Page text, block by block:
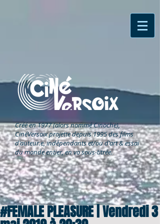
Créé en 1977 (alors nommé Cinoche),
CinéVersoixprojette depuis 1995 des films
d'auteur.e, indépendants et/ou d'art & essai
du monde entier, en vo sous-titrée.
#FEMALE PLEASURE | Vendredi 3